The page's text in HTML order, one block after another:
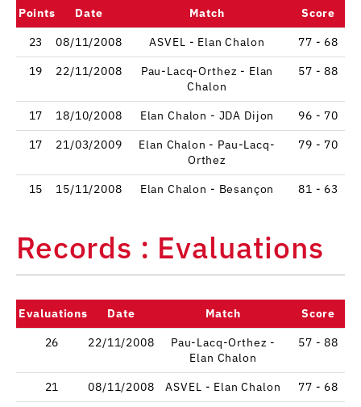
Points Date Match
Score
23
08/11/2008 ASVEL - Elan Chalon
77 - 68
19
22/11/2008
Pau-Lacq-Orthez - Elan
Chalon
57 - 88
17 18/10/2008 Elan Chalon - JDA Dijon
96 - 70
17
21/03/2009
Elan Chalon - Pau-Lacq-
Orthez
79 - 70
15 15/11/2008 Elan Chalon - Besançon 81 - 63
Records : Evaluations
Evaluations Date Match
Score
26
22/11/2008
Pau-Lacq-Orthez -
Elan Chalon
57 - 88
21 08/11/2008 ASVEL - Elan Chalon
77 - 68